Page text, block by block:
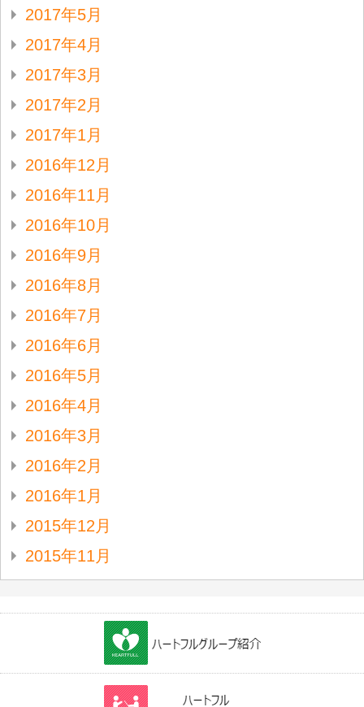
2017年5月
2017年4月
2017年3月
2017年2月
2017年1月
2016年12月
2016年11月
2016年10月
2016年9月
2016年8月
2016年7月
2016年6月
2016年5月
2016年4月
2016年3月
2016年2月
2016年1月
2015年12月
2015年11月